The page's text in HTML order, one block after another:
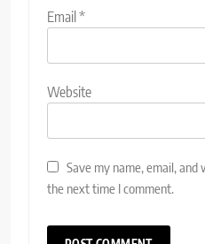
Email*
Website
Save my name, email,
the next time I comment.